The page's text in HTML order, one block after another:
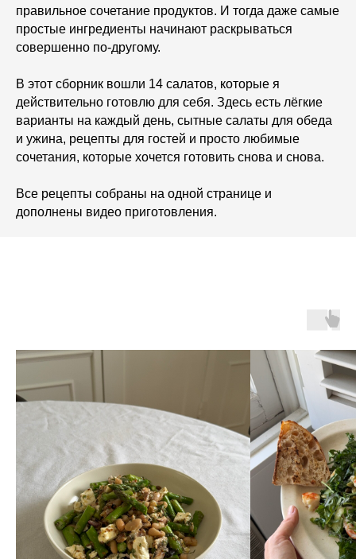
правильное сочетание продуктов. И тогда даже самые
простые ингредиенты начинают раскрываться
совершенно по-другому.
В этот сборник вошли 14 салатов, которые я
действительно готовлю для себя. Здесь есть лёгкие
варианты на каждый день, сытные салаты для обеда
и ужина, рецепты для гостей и просто любимые
сочетания, которые хочется готовить снова и снова.
Все рецепты собраны на одной странице и
дополнены видео приготовления.